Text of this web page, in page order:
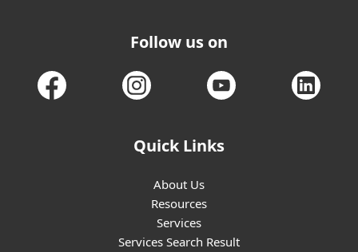
Follow us on
Quick Links
About Us
Resources
Services
Services Search Result